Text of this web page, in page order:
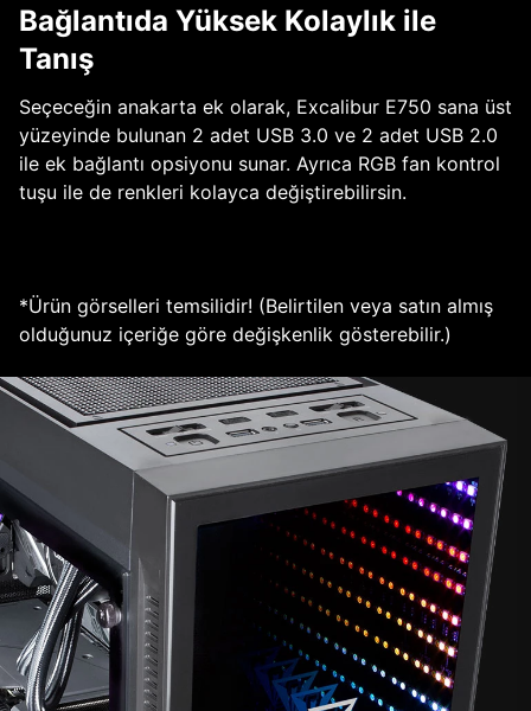
Bağlantıda Yüksek Kolaylık ile
Tanış
Seçeceğin anakarta ek olarak, Excalibur E750 sana üst
yüzeyinde bulunan 2 adet USB 3.0 ve 2 adet USB 2.0
ile ek bağlantı opsiyonu sunar. Ayrıca RGB fan kontrol
tuşu ile de renkleri kolayca değiştirebilirsin.
*Ürün görselleri temsilidir! (Belirtilen veya satın almış
olduğunuz içeriğe göre değişkenlik gösterebilir.)